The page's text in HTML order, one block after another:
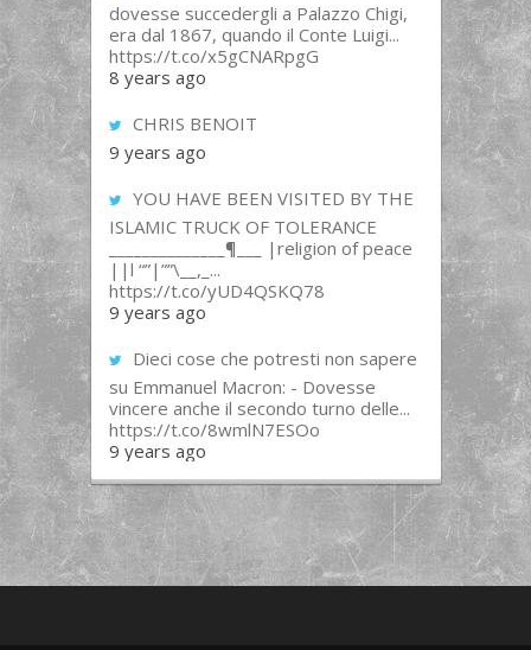
dovesse succedergli a Palazzo Chigi,
era dal 1867, quando il Conte Luigi...
https://t.co/x5gCNARpgG
8 years ago
CHRIS BENOIT
9 years ago
YOU HAVE BEEN VISITED BY THE
ISLAMIC TRUCK OF TOLERANCE
______________¶___ |religion of peace
||l “”|””\__,_...
https://t.co/yUD4QSKQ78
9 years ago
Dieci cose che potresti non sapere
su Emmanuel Macron: - Dovesse
vincere anche il secondo turno delle...
https://t.co/8wmlN7ESOo
9 years ago